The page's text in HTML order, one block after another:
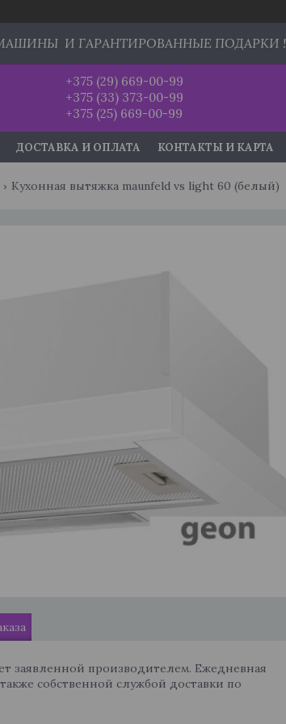
И ГАРАНТИРОВАННЫЕ ПОДАРКИ !
+375 (29) 669-00-99
+375 (33) 373-00-99
+375 (25) 669-00-99
ДОСТАВКА И ОПЛАТА КОНТАКТЫ И КАРТА
Кухонная вытяжка maunfeld vs light 60 (белый)
заявленной производителем. Ежедневная
собственной службой доставки по